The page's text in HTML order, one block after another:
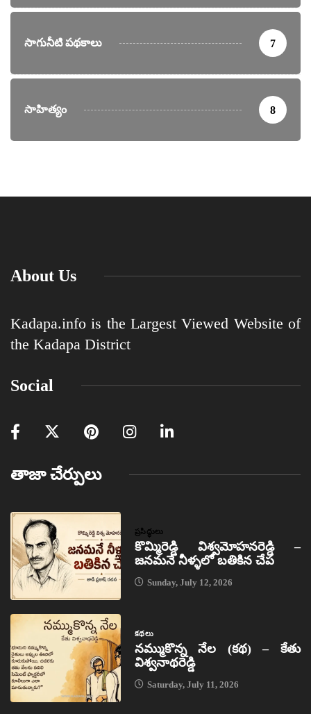
సాగునీటి పథకాలు 7
సాహిత్యం 8
About Us
Kadapa.info is the Largest Viewed Website of
the Kadapa District
Social
తాజా చేర్పులు
ప్రసిద్ధులు
కొమ్మిరెడ్డి విశ్వమోహనరెడ్డి –
జనమనే నీళ్ళలో బతికిన చేప
Sunday, July 12, 2026
కథలు
నమ్ముకొన్న నేల (కథ) – కేతు
విశ్వనాథరెడ్డి
Saturday, July 11, 2026